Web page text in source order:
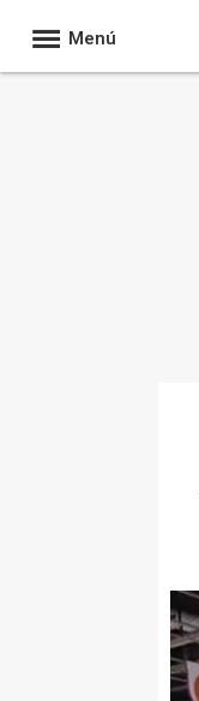
Menú